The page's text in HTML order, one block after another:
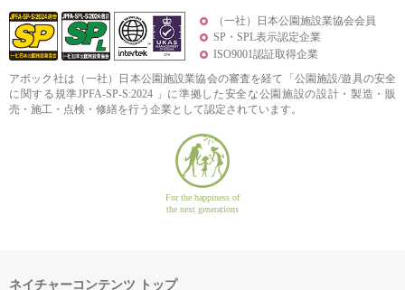
（一社）日本公園施設業協会会員
SP・SPL表示認定企業
ISO9001認証取得企業
アボック社は（一社）日本公園施設業協会の審査を経て「公園施設/遊具の安全
に関する規準JPFA-SP-S:2024 」に準拠した安全な公園施設の設計・製造・販
売・施工・点検・修繕を行う企業として認定されています。
For the happiness of
the next generations
ネイチャーコンテンツ トップ